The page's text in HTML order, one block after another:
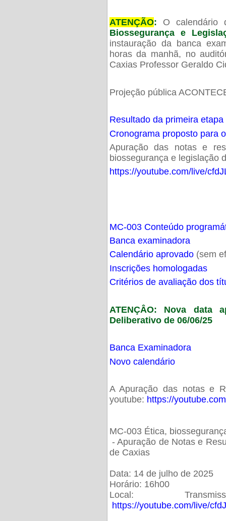
ATENÇÃO: O calendário
Biossegurança e
instauração da banca
horas da manhã, no
Caxias Professor Geraldo
Projeção pública
Resultado da primeira
Cronograma proposto para
Apuração das notas e
biossegurança e legislação
https://youtube.com/live/
MC-003 Conteúdo
Banca examinadora
Calendário aprovado(sem
Inscrições homologadas
Critérios de avaliação dos
ATENÇÂO: Nova data
Deliberativo de 06/06/25
Banca Examinadora
Novo calendário
A Apuração das notas e
youtube: https://
MC-003 Ética,
- Apuração de Notas e
de Caxias
Data: 14 de julho de 2025
Horário: 16h00
Local:
https://youtube.com/live/